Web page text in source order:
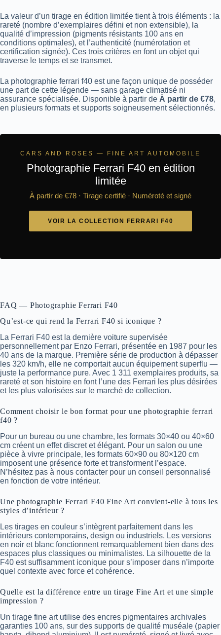
La valeur d’un tirage en édition limitée tient à trois éléments : la
rareté (nombre d’exemplaires défini et non extensible), la
qualité d’impression (pigments résistants 100 ans en
conditions optimales), et l’authenticité (numérotation et
certification signée). Ces trois critères en font un objet qui
traverse le temps et se transmet.
La photographie ferrari f40 est une façon unique de posséder
une part de cette légende — sans garage climatisé ni
assurance spécialisée. Disponible à partir de À partir de €78,
en plusieurs formats et supports soigneusement sélectionnés.
CARS AND ROSES — FINE ART AUTOMOBILE
Photographie Ferrari F40 en édition
limitée
À partir de €78 · Tirage certifié · Numéroté et signé
VOIR LA COLLECTION FERRARI F40
FAQ — Photographie Ferrari F40
Qu’est-ce qui rend la Ferrari F40 si iconique ?
La Ferrari F40 est la dernière voiture supervisée
personnellement par Enzo Ferrari, présentée en 1987 pour les
40 ans de la marque. Première série de production à dépasser
les 320 km/h, elle ne comportait aucun équipement superflu —
juste la performance pure. Avec 1 311 exemplaires produits, sa
rareté et son histoire en font l’une des Ferrari les plus désirées
et les plus valorisées sur le marché de collection.
Comment choisir le bon format pour une photographie ferrari
f40 ?
Pour un bureau ou une chambre, les formats 30×40 ou 40×60
cm créent un effet discret et élégant. Pour un salon ou une
pièce à vivre principale, les formats 60×90 ou 80×120 cm
imposent une présence forte et transforment l’espace.
N’hésitez pas à nous contacter pour un conseil personnalisé
en fonction de votre intérieur.
Une photographie Ferrari F40 Fine Art convient-elle à tous les
styles d’intérieur ?
Les tirages en couleur s’intègrent parfaitement dans les
intérieurs contemporains, design ou industriels. Les versions
en noir et blanc fonctionnent remarquablement bien dans des
espaces plus classiques ou minimalistes. La silhouette de la
F40 est suffisamment iconique pour s’imposer dans n’importe
quel contexte avec force et cohérence.
Quelle est la différence entre un tirage Fine Art et une simple
impression ?
Un tirage fine art utilise des encres pigmentaires archivales
garanties 100 ans, sur des supports de qualité muséale (papier